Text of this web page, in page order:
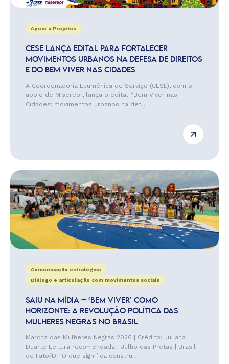
Apoio a Projetos
CESE LANÇA EDITAL PARA FORTALECER
MOVIMENTOS URBANOS NA DEFESA DE DIREITOS
E DO BEM VIVER NAS CIDADES
A Coordenadoria Ecumênica de Serviço (CESE), com o
apoio de Misereor, lança o edital “Bem Viver nas
Cidades: movimentos urbanos na def...
Comunicação estratégica
Diálogo e articulação com movimentos sociais
SAIU NA MÍDIA – ‘BEM VIVER’ COMO
HORIZONTE: A REVOLUÇÃO POLÍTICA DAS
MULHERES NEGRAS NO BRASIL
Marcha das Mulheres Negras 2026 | Crédito: Juliana
Duarte Leitura recomendada | Julho das Pretas | Brasil
de Fato/DF O que significa constru...